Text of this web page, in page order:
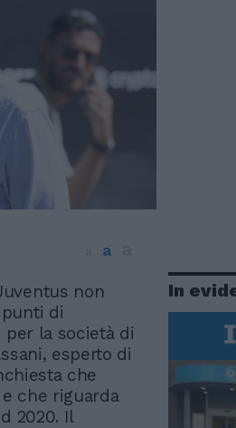
a
non
di
per la società di
esperto di
che
che riguarda
2020. Il
In